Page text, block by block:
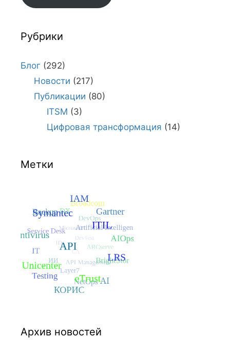
Рубрики
Блог (292)
Новости (217)
Публикации (80)
ITSM (3)
Цифровая трансформация (14)
Метки
Архив новостей